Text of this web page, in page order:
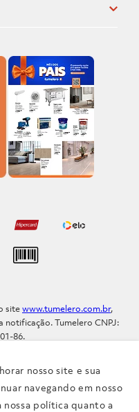
nosso site e sua
navegando em nosso
política quanto a
sitewww.tumelero.com.br,
Tumelero CNPJ:
86.
9290